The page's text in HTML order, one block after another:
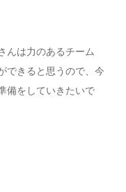
んは力のあるチーム
できると思うので、今
備をしていきたいで